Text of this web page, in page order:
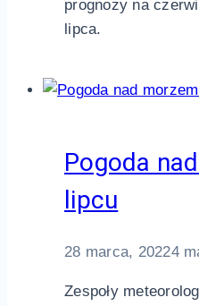
prognozy na
lipca.
Pogoda
lipcu
28 marca, 20224
Zespoły